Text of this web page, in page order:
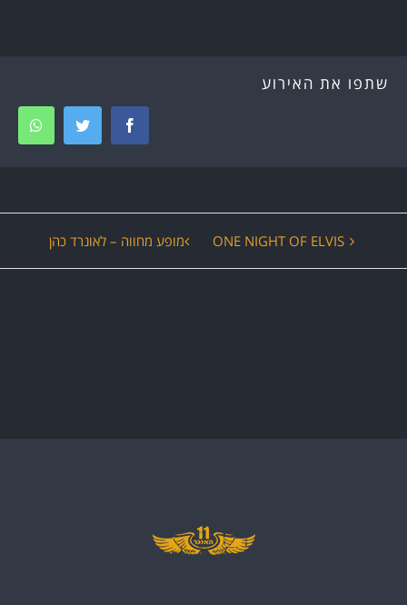
שתפו את האירוע
Facebook
Twitter
ניווט
ONE NIGHT OF ELVIS מופע מחווה – לאונרד כהן